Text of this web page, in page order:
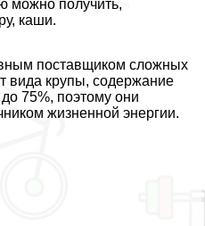
можно получить,
каши.
поставщиком сложных
вида крупы, содержание
75%, поэтому они
жизненной энергии.